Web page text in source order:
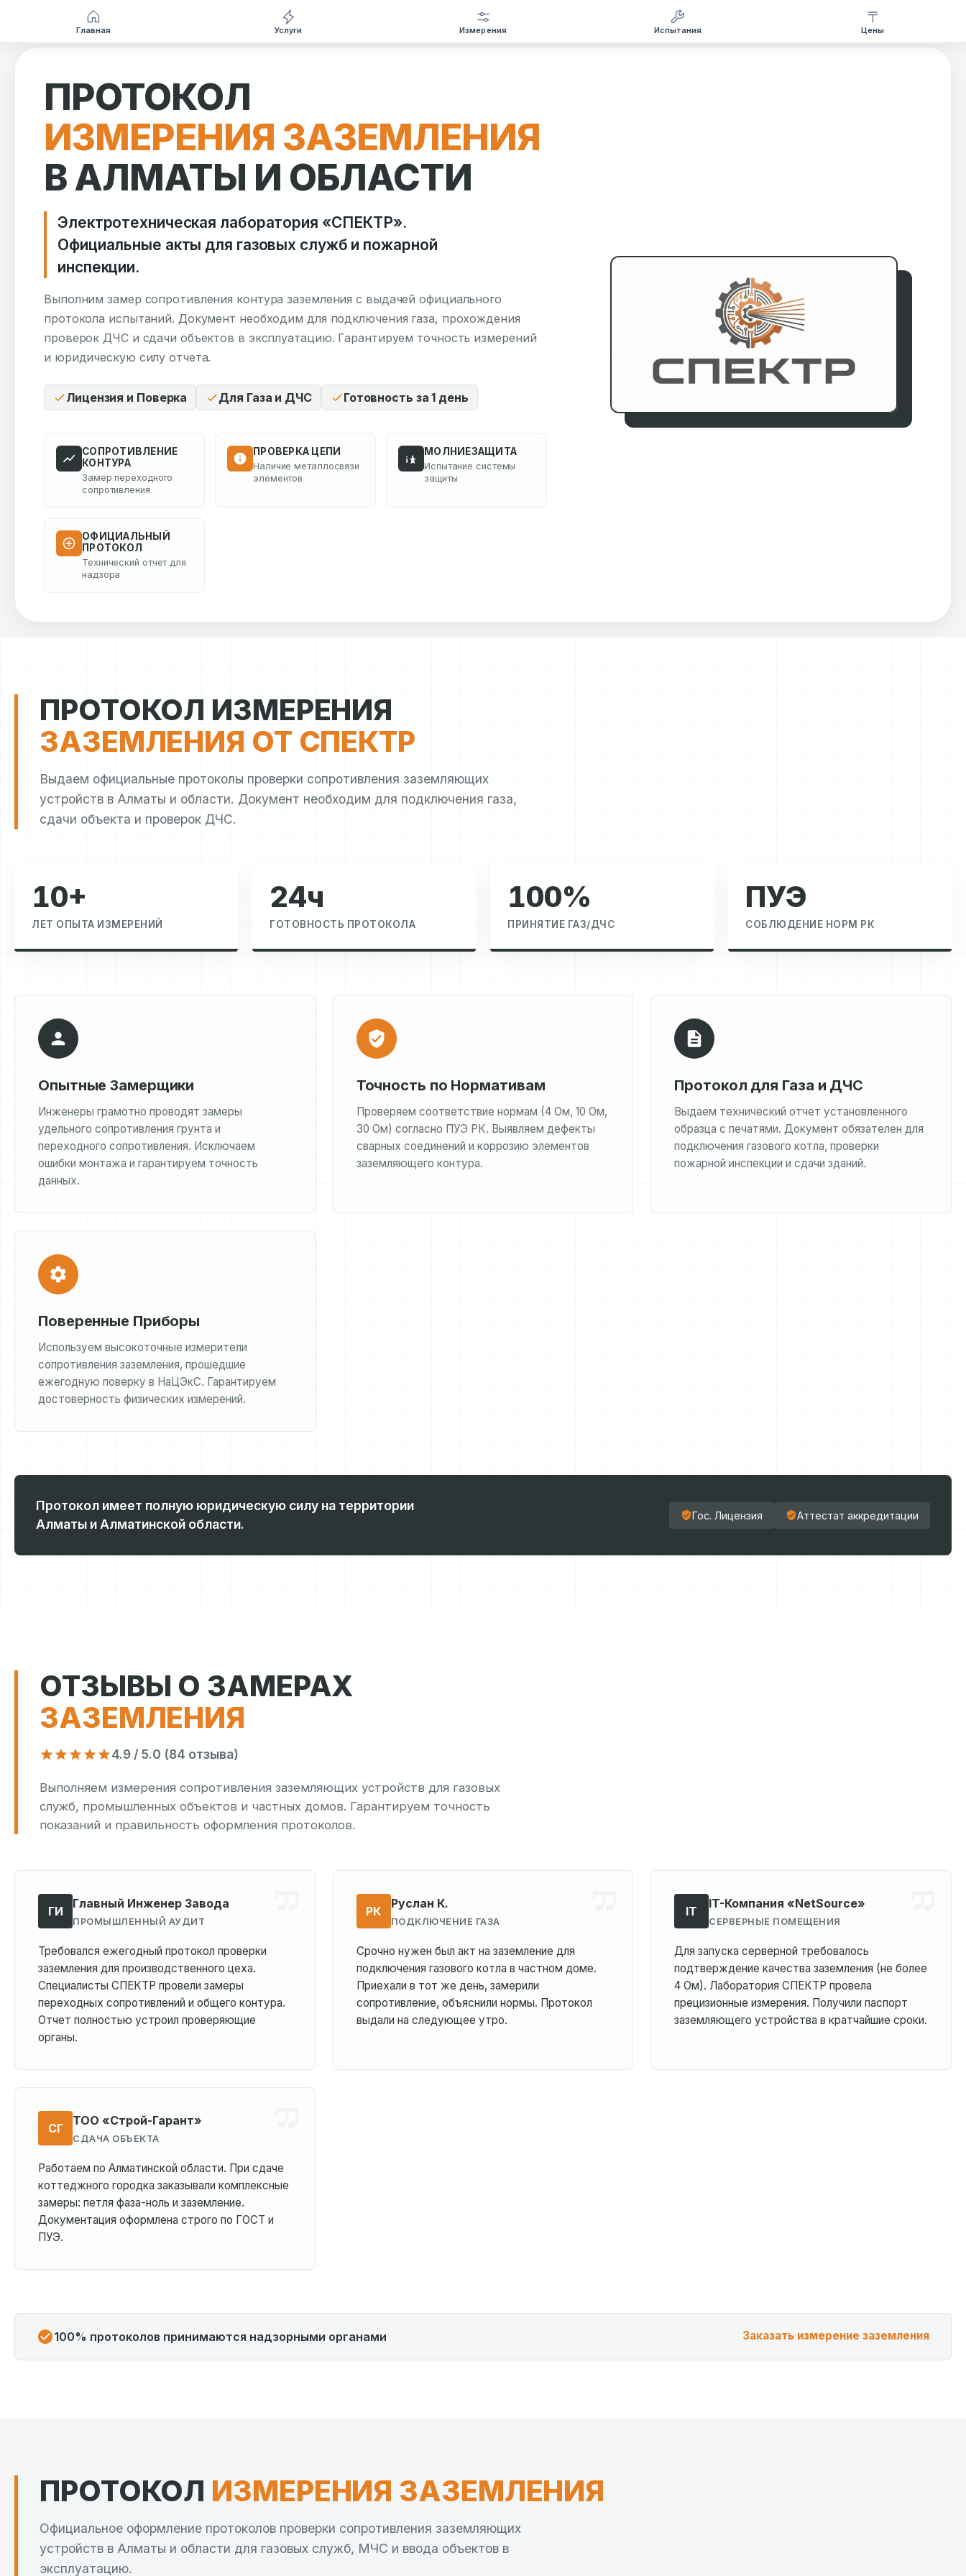
Перейти
содержимому
ПРОТОКОЛ
ИЗМЕРЕНИЯ ЗАЗЕМЛЕНИЯ
В АЛМАТЫ И ОБЛАСТИ
Электротехническая лаборатория «СПЕКТР».
Официальные акты для газовых служб и пожарной
инспекции.
Выполним замер сопротивления контура заземления с выдачей официального
протокола испытаний. Документ необходим для подключения газа, прохождения
проверок ДЧС и сдачи объектов в эксплуатацию. Гарантируем точность измерений
и юридическую силу отчета.
Лицензия и Поверка Для Газа и ДЧС Готовность за 1 день
СОПРОТИВЛЕНИЕ
КОНТУРА
Замер переходного
сопротивления
ПРОВЕРКА ЦЕПИ
Наличие металлосвязи
элементов
МОЛНИЕЗАЩИТА
Испытание системы
защиты
ОФИЦИАЛЬНЫЙ
ПРОТОКОЛ
Технический отчет для
надзора
Главная Услуги Измерения Испытания Цены
ПРОТОКОЛ ИЗМЕРЕНИЯ
ЗАЗЕМЛЕНИЯ ОТ СПЕКТР
Выдаем официальные протоколы проверки сопротивления заземляющих
устройств в Алматы и области. Документ необходим для подключения газа,
сдачи объекта и проверок ДЧС.
10+
ЛЕТ ОПЫТА ИЗМЕРЕНИЙ
24ч
ГОТОВНОСТЬ ПРОТОКОЛА
100%
ПРИНЯТИЕ ГАЗ/ДЧС
ПУЭ
СОБЛЮДЕНИЕ НОРМ РК
Опытные Замерщики
Инженеры грамотно проводят замеры
удельного сопротивления грунта и
переходного сопротивления. Исключаем
ошибки монтажа и гарантируем точность
данных.
Точность по Нормативам
Проверяем соответствие нормам (4 Ом, 10 Ом,
30 Ом) согласно ПУЭ РК. Выявляем дефекты
сварных соединений и коррозию элементов
заземляющего контура.
Протокол для Газа и ДЧС
Выдаем технический отчет установленного
образца с печатями. Документ обязателен для
подключения газового котла, проверки
пожарной инспекции и сдачи зданий.
Поверенные Приборы
Используем высокоточные измерители
сопротивления заземления, прошедшие
ежегодную поверку в НаЦЭкС. Гарантируем
достоверность физических измерений.
Протокол имеет полную юридическую силу на территории
Алматы и Алматинской области.
Гос. Лицензия Аттестат аккредитации
ОТЗЫВЫ О ЗАМЕРАХ
ЗАЗЕМЛЕНИЯ
4.9 / 5.0 (84 отзыва)
Выполняем измерения сопротивления заземляющих устройств для газовых
служб, промышленных объектов и частных домов. Гарантируем точность
показаний и правильность оформления протоколов.
ГИ
Главный Инженер Завода
ПРОМЫШЛЕННЫЙ АУДИТ
Требовался ежегодный протокол проверки
заземления для производственного цеха.
Специалисты СПЕКТР провели замеры
переходных сопротивлений и общего контура.
Отчет полностью устроил проверяющие
органы.
РК
Руслан К.
ПОДКЛЮЧЕНИЕ ГАЗА
Срочно нужен был акт на заземление для
подключения газового котла в частном доме.
Приехали в тот же день, замерили
сопротивление, объяснили нормы. Протокол
выдали на следующее утро.
IT
IT-Компания «NetSource»
СЕРВЕРНЫЕ ПОМЕЩЕНИЯ
Для запуска серверной требовалось
подтверждение качества заземления (не более
4 Ом). Лаборатория СПЕКТР провела
прецизионные измерения. Получили паспорт
заземляющего устройства в кратчайшие сроки.
СГ
ТОО «Строй-Гарант»
СДАЧА ОБЪЕКТА
Работаем по Алматинской области. При сдаче
коттеджного городка заказывали комплексные
замеры: петля фаза-ноль и заземление.
Документация оформлена строго по ГОСТ и
ПУЭ.
100% протоколов принимаются надзорными органами Заказать измерение заземления
ПРОТОКОЛ ИЗМЕРЕНИЯ ЗАЗЕМЛЕНИЯ
Официальное оформление протоколов проверки сопротивления заземляющих
устройств в Алматы и области для газовых служб, МЧС и ввода объектов в
эксплуатацию.